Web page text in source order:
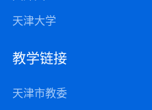
天津大学
教学链接
天津市教委